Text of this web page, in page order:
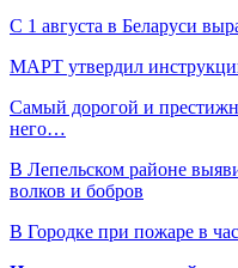
С 1 августа в Беларуси
МАРТ утвердил
Самый дорогой и
него…
В Лепельском районе
волков и бобров
В Городке при пожаре в